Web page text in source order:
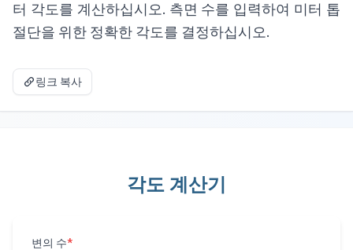
터 각도를 계산하십시오. 측면 수를 입력하여 미터 톱
절단을 위한 정확한 각도를 결정하십시오.
링크 복사
각도 계산기
변의 수*